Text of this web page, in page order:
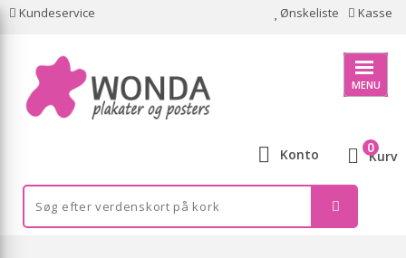
Kundeservice Ønskeliste Kasse
MENU
Konto Kurv
0